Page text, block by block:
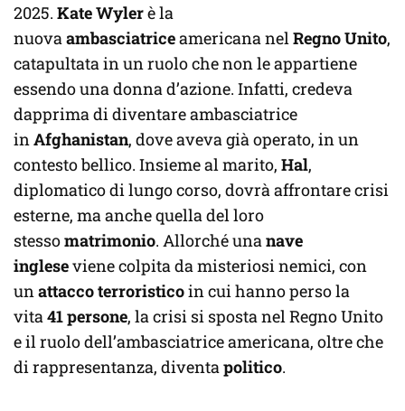
2025. Kate Wylerè la
nuovaambasciatriceamericana nelRegno Unito,
catapultata in un ruolo che non le appartiene
essendo una donna d’azione. Infatti, credeva
dapprima di diventare ambasciatrice
inAfghanistan, dove aveva già operato, in un
contesto bellico. Insieme al marito, Hal,
diplomatico di lungo corso, dovrà affrontare crisi
esterne, ma anche quella del loro
stessomatrimonio. Allorché unanave
ingleseviene colpita da misteriosi nemici, con
unattacco terroristicoin cui hanno perso la
vita41 persone, la crisi si sposta nel Regno Unito
e il ruolo dell’ambasciatrice americana, oltre che
di rappresentanza, diventapolitico.